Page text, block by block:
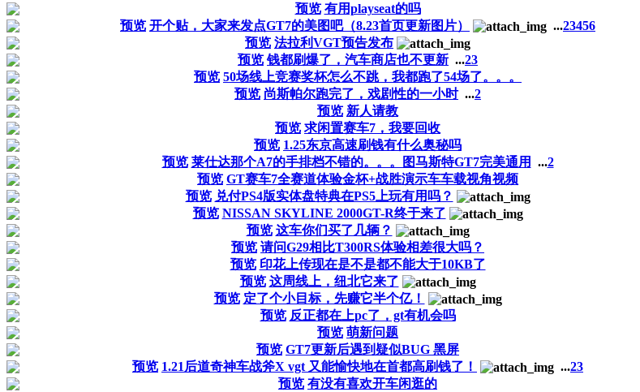
预览 有用playseat的吗
预览 开个贴，大家来发点GT7的美图吧（8.23首页更新图片） ...23456
预览 法拉利VGT预告发布
预览 钱都刷爆了，汽车商店也不更新 ...23
预览 50场线上竞赛奖杯怎么不跳，我都跑了54场了。。。
预览 尚斯帕尔跑完了，戏剧性的一小时 ...2
预览 新人请教
预览 求闲置赛车7，我要回收
预览 1.25东京高速刷钱有什么奥秘吗
预览 莱仕达那个A7的手排档不错的。。。图马斯特GT7完美通用 ...2
预览 GT赛车7全赛道体验金杯+战胜演示车车载视角视频
预览 兑付PS4版实体盘特典在PS5上玩有用吗？
预览 NISSAN SKYLINE 2000GT-R终于来了
预览 这车你们买了几辆？
预览 请问G29相比T300RS体验相差很大吗？
预览 印花上传现在是不是都不能大于10KB了
预览 这周线上，纽北它来了
预览 定了个小目标，先赚它半个亿！
预览 反正都在上pc了，gt有机会吗
预览 萌新问题
预览 GT7更新后遇到疑似BUG 黑屏
预览 1.21后道奇神车战斧X vgt 又能愉快地在首都高刷钱了！ ...23
预览 有没有喜欢开车闲逛的